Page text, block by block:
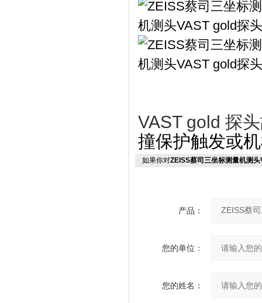
VAST gold 探
撞保护触发或
如果你对ZEISS蔡司三坐标测量机测
产品：
您的单位：
您的姓名：